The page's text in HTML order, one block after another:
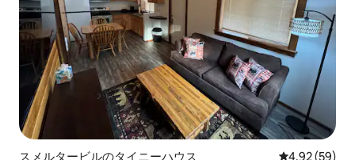
スメルタービルのタイニーハウス レビュー59
4.92 (59)